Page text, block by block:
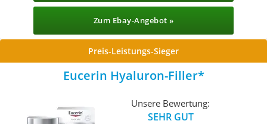
Zum Ebay-Angebot »
Preis-Leistungs-Sieger
Eucerin Hyaluron-Filler
Unsere Bewertung:
SEHR GUT